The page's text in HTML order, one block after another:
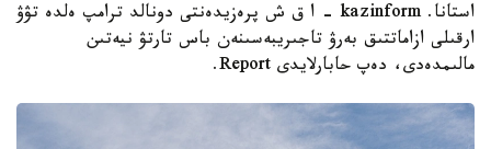
استانا. kazinform - ا ق ش پرەزيدەنتى دونالد ترامپ ەلدە تۋۋ
ارقىلى ازاماتتىق بەرۋ تاجىريبەسىنەن باس تارتۋ نيەتىن
مالىمدەدى، دەپ حابارلايدى Report.